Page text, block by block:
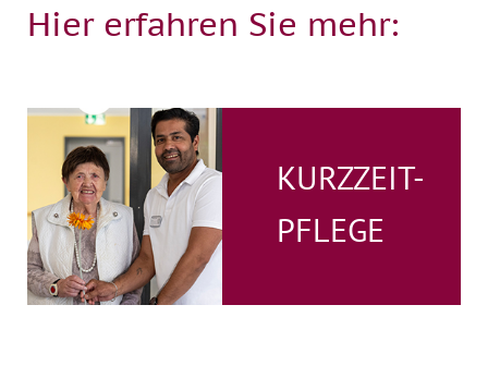
Hier erfahren Sie mehr:
KURZZEIT-
PFLEGE